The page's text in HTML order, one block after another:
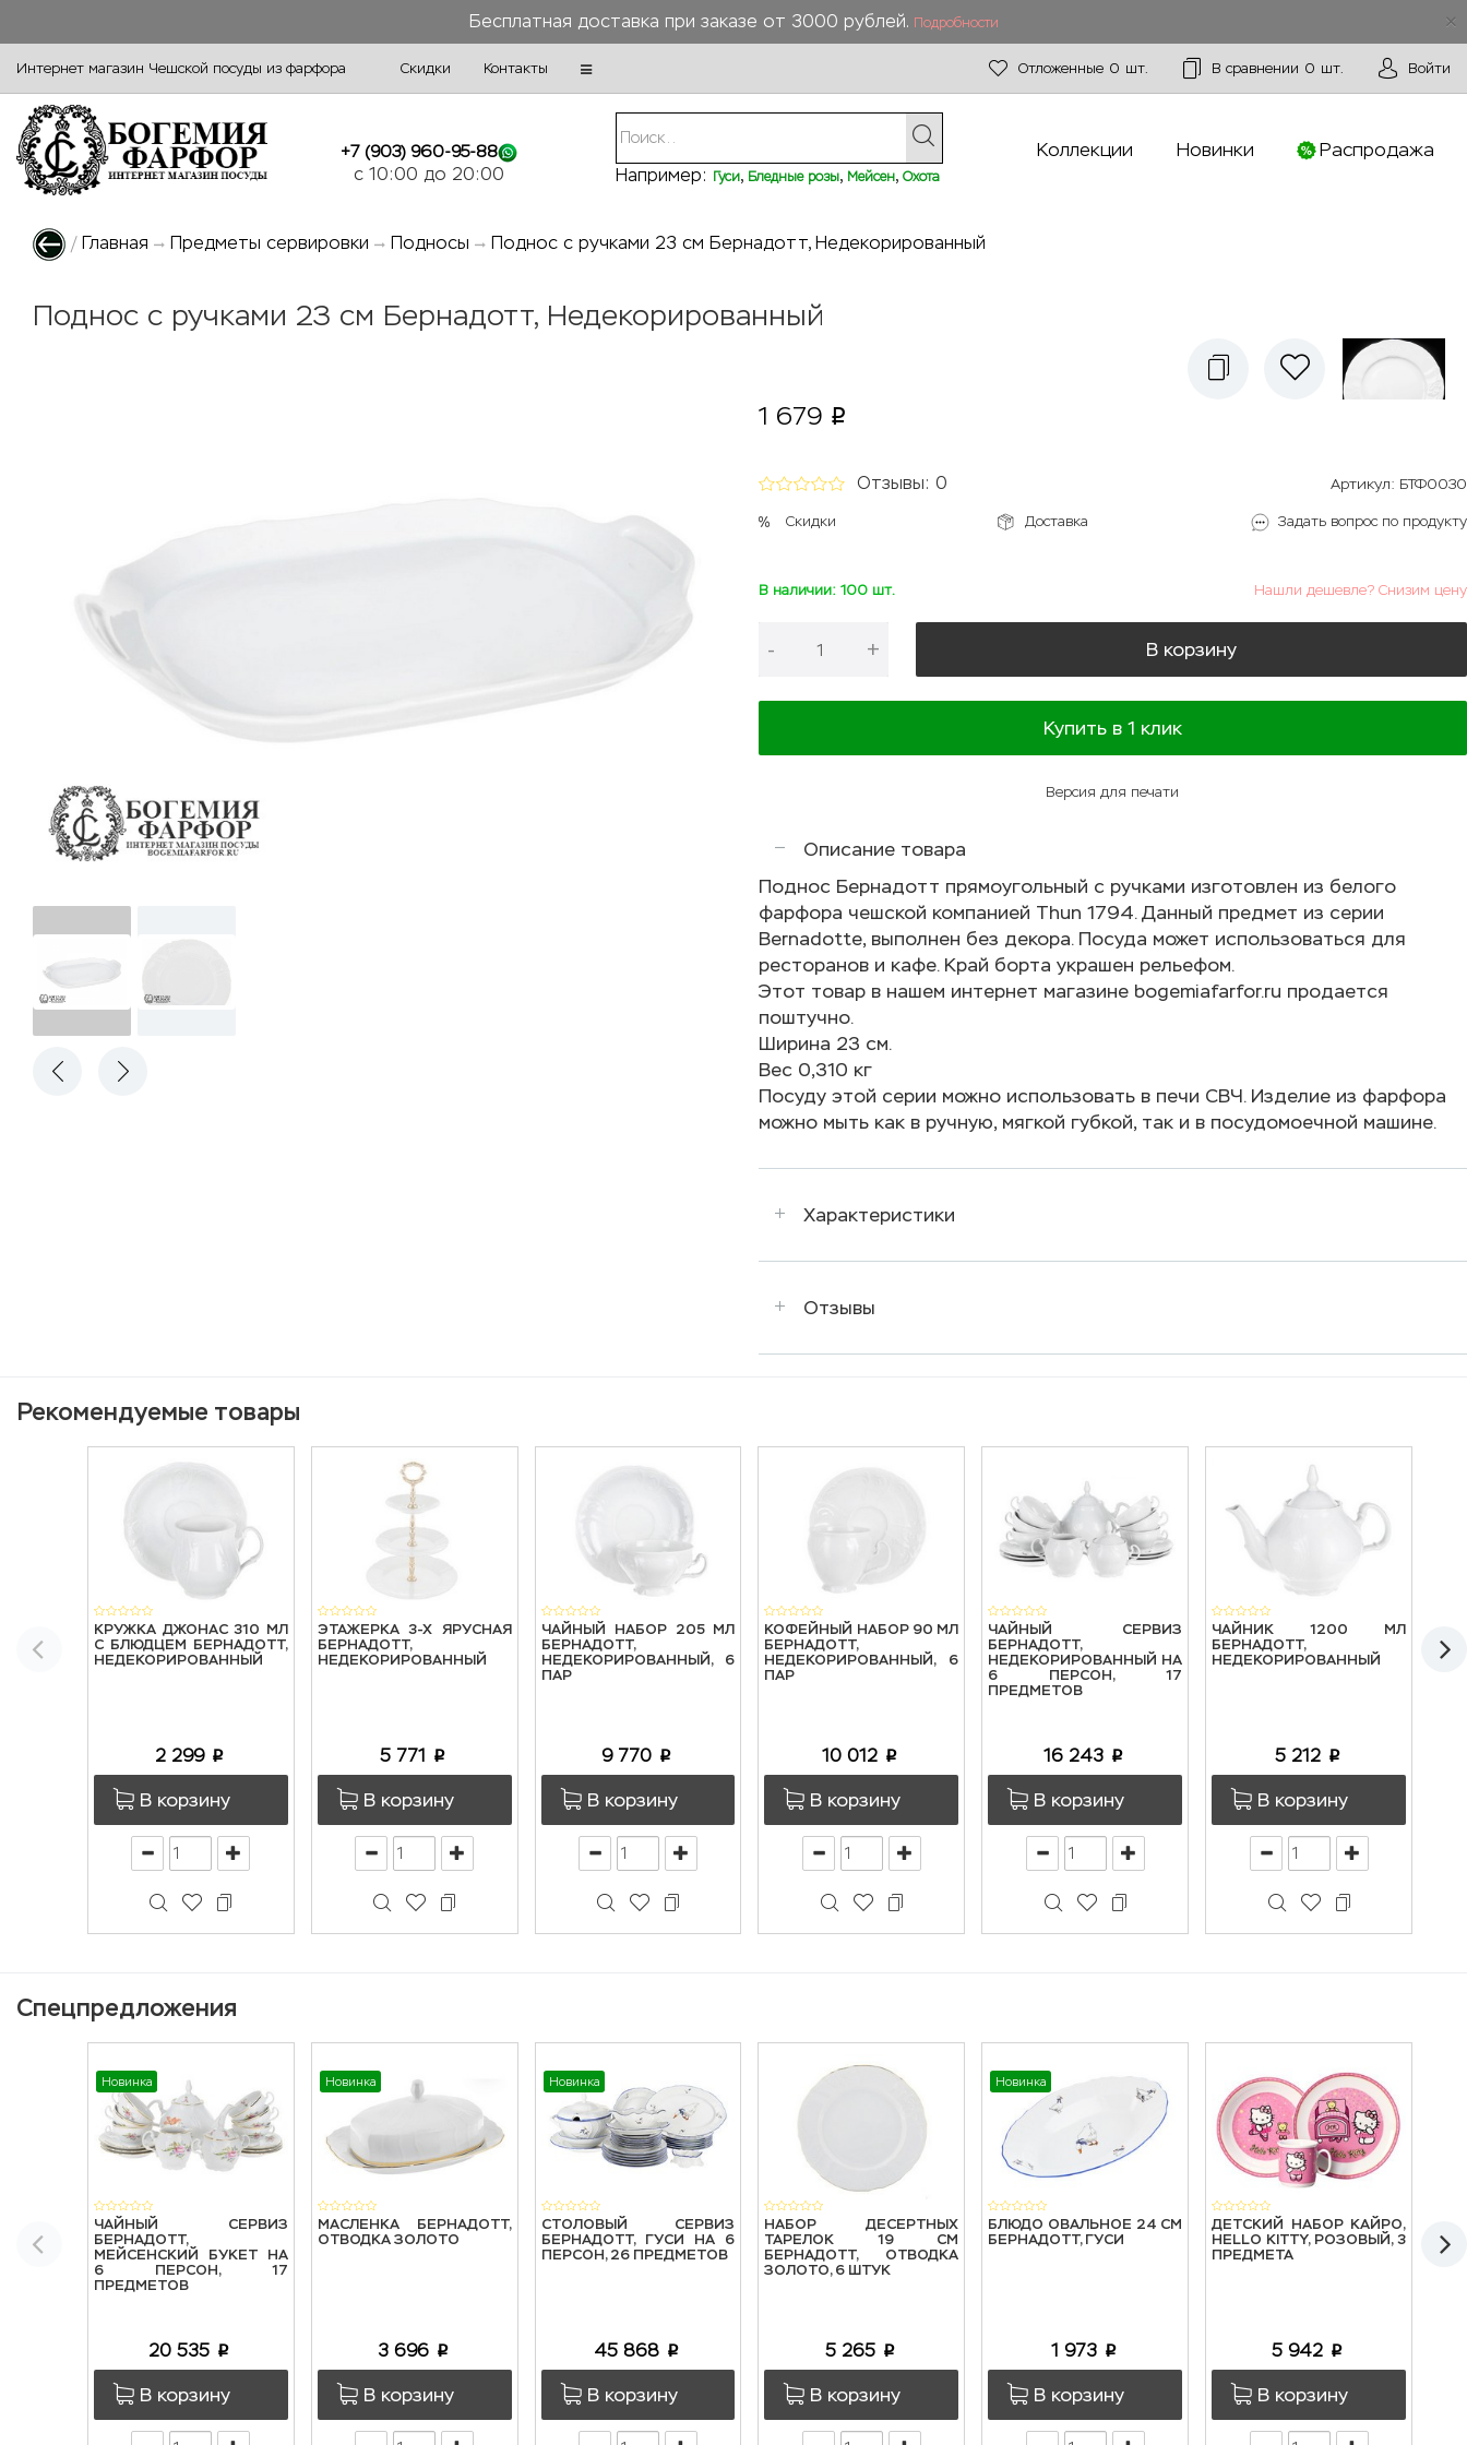
Бесплатная доставка при заказе от 3000 рублей. Подробности
Интернет магазин Чешской посуды из фарфора Скидки Контакты Отложенные 0 шт. В сравнении 0 шт. Войти
+7 (903) 960-95-88
c 10:00 до 20:00 Например: Гуси, Бледные розы, Мейсен, Охота
Коллекции Новинки Распродажа
/Главная Предметы сервировки Подносы Поднос с ручками 23 см Бернадотт, Недекорированный
Поднос с ручками 23 см Бернадотт, Недекорированный
1 679 p
Отзывы: 0 Артикул: БТФ0030
Скидки Доставка Задать вопрос по продукту
В наличии: 100 шт. Нашли дешевле? Снизим цену
- + В корзину
Купить в 1 клик
Версия для печати
Описание товара
Поднос Бернадотт прямоугольный с ручками изготовлен из белого
фарфора чешской компанией Thun 1794. Данный предмет из серии
Bernadotte, выполнен без декора. Посуда может использоваться для
ресторанов и кафе. Край борта украшен рельефом.
Этот товар в нашем интернет магазине bogemiafarfor.ru продается
поштучно.
Ширина 23 см.
Вес 0,310 кг
Посуду этой серии можно использовать в печи СВЧ. Изделие из фарфора
можно мыть как в ручную, мягкой губкой, так и в посудомоечной машине.
Характеристики
Отзывы
Рекомендуемые товары
КРУЖКА ДЖОНАС 310 МЛ
С БЛЮДЦЕМ БЕРНАДОТТ,
НЕДЕКОРИРОВАННЫЙ
2 299 p
В корзину
ЭТАЖЕРКА 3-Х ЯРУСНАЯ
БЕРНАДОТТ,
НЕДЕКОРИРОВАННЫЙ
5 771 p
В корзину
ЧАЙНЫЙ НАБОР 205 МЛ
БЕРНАДОТТ,
НЕДЕКОРИРОВАННЫЙ, 6
ПАР
9 770 p
В корзину
КОФЕЙНЫЙ НАБОР 90 МЛ
БЕРНАДОТТ,
НЕДЕКОРИРОВАННЫЙ, 6
ПАР
10 012 p
В корзину
ЧАЙНЫЙ СЕРВИЗ
БЕРНАДОТТ,
НЕДЕКОРИРОВАННЫЙ НА
6 ПЕРСОН, 17
ПРЕДМЕТОВ
16 243 p
В корзину
ЧАЙНИК 1200 МЛ
БЕРНАДОТТ,
НЕДЕКОРИРОВАННЫЙ
5 212 p
В корзину
Спецпредложения
ЧАЙНЫЙ СЕРВИЗ
БЕРНАДОТТ,
МЕЙСЕНСКИЙ БУКЕТ НА
6 ПЕРСОН, 17
ПРЕДМЕТОВ
Новинка
20 535 p
В корзину
МАСЛЕНКА БЕРНАДОТТ,
ОТВОДКА ЗОЛОТО
Новинка
3 696 p
В корзину
СТОЛОВЫЙ СЕРВИЗ
БЕРНАДОТТ, ГУСИ НА 6
ПЕРСОН, 26 ПРЕДМЕТОВ
Новинка
45 868 p
В корзину
НАБОР ДЕСЕРТНЫХ
ТАРЕЛОК 19 СМ
БЕРНАДОТТ, ОТВОДКА
ЗОЛОТО, 6 ШТУК
5 265 p
В корзину
БЛЮДО ОВАЛЬНОЕ 24 СМ
БЕРНАДОТТ, ГУСИ
Новинка
1 973 p
В корзину
ДЕТСКИЙ НАБОР КАЙРО,
HELLO KITTY, РОЗОВЫЙ, 3
ПРЕДМЕТА
5 942 p
В корзину